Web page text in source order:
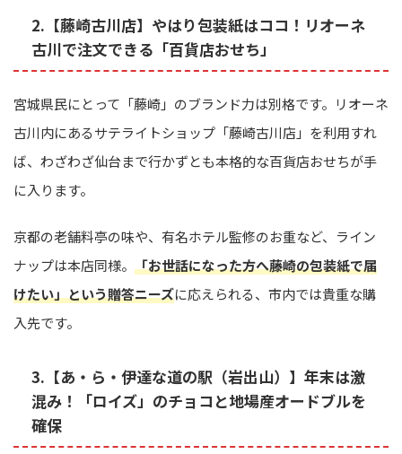
2.【藤崎古川店】やはり包装紙はココ！リオーネ
古川で注文できる「百貨店おせち」
宮城県民にとって「藤崎」のブランド力は別格です。リオーネ
古川内にあるサテライトショップ「藤崎古川店」を利用すれ
ば、わざわざ仙台まで行かずとも本格的な百貨店おせちが手
に入ります。
京都の老舗料亭の味や、有名ホテル監修のお重など、ライン
ナップは本店同様。 「お世話になった方へ藤崎の包装紙で届
けたい」という贈答ニーズに応えられる、市内では貴重な購
入先です。
3.【あ・ら・伊達な道の駅（岩出山）】年末は激
混み！「ロイズ」のチョコと地場産オードブルを
確保